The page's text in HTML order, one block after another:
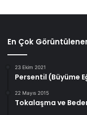
En Çok
23 Ekim 2021
Persentil (Büyüme
22 Mayıs 2015
Tokalaşma ve